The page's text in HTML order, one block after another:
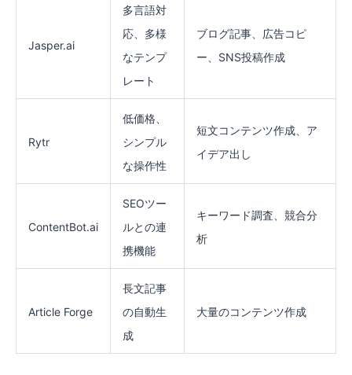
Jasper.ai
多言語対
応、多様
なテンプ
レート
ブログ記事、広告コピ
ー、SNS投稿作成
Rytr
低価格、
シンプル
な操作性
短文コンテンツ作成、ア
イデア出し
ContentBot.ai
SEOツー
ルとの連
携機能
キーワード調査、競合分
析
Article Forge
長文記事
の自動生
成
大量のコンテンツ作成